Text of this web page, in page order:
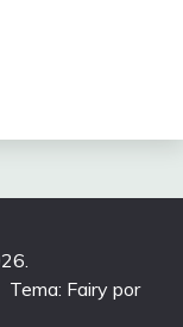
Tema: Fairy por